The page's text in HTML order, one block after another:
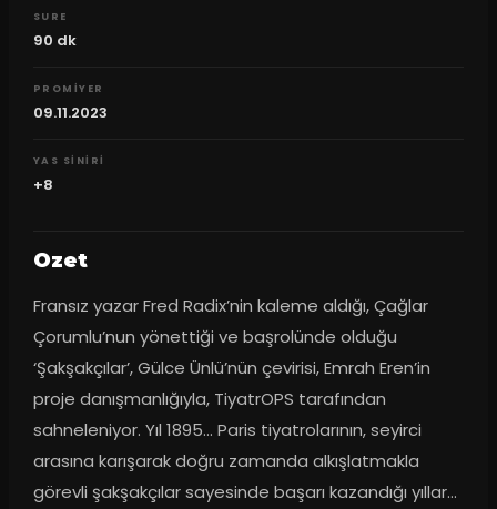
SURE
90 dk
PROMIYER
09.11.2023
YAS SINIRI
+8
Ozet
Fransız yazar Fred Radix’nin kaleme aldığı, Çağlar
Çorumlu’nun yönettiği ve başrolünde olduğu
‘Şakşakçılar’, Gülce Ünlü’nün çevirisi, Emrah Eren’in
proje danışmanlığıyla, TiyatrOPS tarafından
sahneleniyor. Yıl 1895… Paris tiyatrolarının, seyirci
arasına karışarak doğru zamanda alkışlatmakla
görevli şakşakçılar sayesinde başarı kazandığı yıllar…